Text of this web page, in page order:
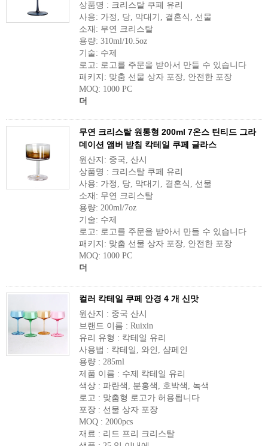
상품명 : 크리스탈 쿠페 유리
사용: 가정, 당, 막대기, 결혼식, 선물
소재: 무연 크리스탈
용량: 310ml/10.5oz
기술: 수제
로고: 로고를 주문을 받아서 만들 수 있습니다
패키지: 맞춤 선물 상자 포장, 안전한 포장
MOQ: 1000 PC
더
무연 크리스탈 원통형 200ml 7온스 틴티드 그라
데이션 앰버 받침 칵테일 쿠페 글라스
원산지: 중국, 산시
상품명 : 크리스탈 쿠페 유리
사용: 가정, 당, 막대기, 결혼식, 선물
소재: 무연 크리스탈
용량: 200ml/7oz
기술: 수제
로고: 로고를 주문을 받아서 만들 수 있습니다
패키지: 맞춤 선물 상자 포장, 안전한 포장
MOQ: 1000 PC
더
컬러 칵테일 쿠페 안경 4 개 신맛
원산지 : 중국 산시
브랜드 이름 : Ruixin
유리 유형 : 칵테일 유리
사용법 : 칵테일, 와인, 샴페인
용량 : 285ml
제품 이름 : 수제 칵테일 유리
색상 : 파란색, 분홍색, 호박색, 녹색
로고 : 맞춤형 로고가 허용됩니다
포장 : 선물 상자 포장
MOQ : 2000pcs
재료 : 리드 프리 크리스탈